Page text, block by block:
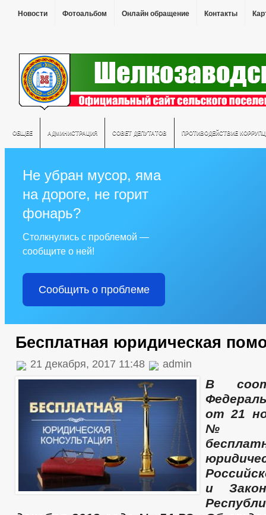
Новости Фотоальбом Онлайн обращение Контакты
ОБЩЕЕ АДМИНИСТРАЦИЯ СОВЕТ ДЕПУТАТОВ ПРОТИВОДЕЙСТВИЕ
Не убран мусор, яма
на дороге, не горит
фонарь?
Столкнулись с проблемой —
сообщите о ней!
Сообщить о проблеме
Бесплатная юридическая
21 декабря, 2017 11:48 admin
В
от 21
№
и